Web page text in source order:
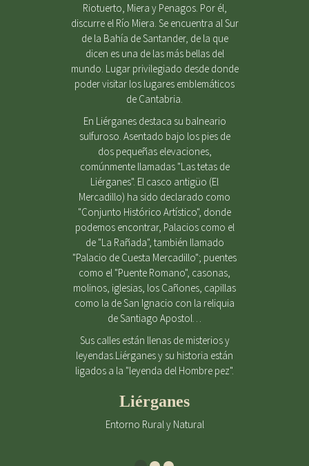
Riotuerto, Miera y Penagos. Por él,
discurre el Río Miera. Se encuentra al Sur
de la Bahía de Santander, de la que
dicen es una de las más bellas del
mundo. Lugar privilegiado desde donde
poder visitar los lugares emblemáticos
de Cantabria.
En Liérganes destaca su balneario
sulfuroso. Asentado bajo los pies de
dos pequeñas elevaciones,
comúnmente llamadas "Las tetas de
Liérganes". El casco antigüo (El
Mercadillo) ha sido declarado como
"Conjunto Histórico Artístico", donde
podemos encontrar, Palacios como el
de "La Rañada", también llamado
"Palacio de Cuesta Mercadillo"; puentes
como el "Puente Romano", casonas,
molinos, iglesias, los Cañones, capillas
como la de San Ignacio con la reliquia
de Santiago Apostol…
Sus calles están llenas de misterios y
leyendas.Liérganes y su historia están
ligados a la "leyenda del Hombre pez".
Liérganes
Entorno Rural y Natural